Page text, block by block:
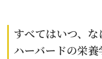
すべてはいつ、
ハーバードの栄